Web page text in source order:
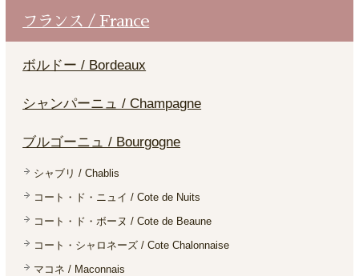
フランス / France
ボルドー / Bordeaux
シャンパーニュ / Champagne
ブルゴーニュ / Bourgogne
シャブリ / Chablis
コート・ド・ニュイ / Cote de Nuits
コート・ド・ボーヌ / Cote de Beaune
コート・シャロネーズ / Cote Chalonnaise
マコネ / Maconnais